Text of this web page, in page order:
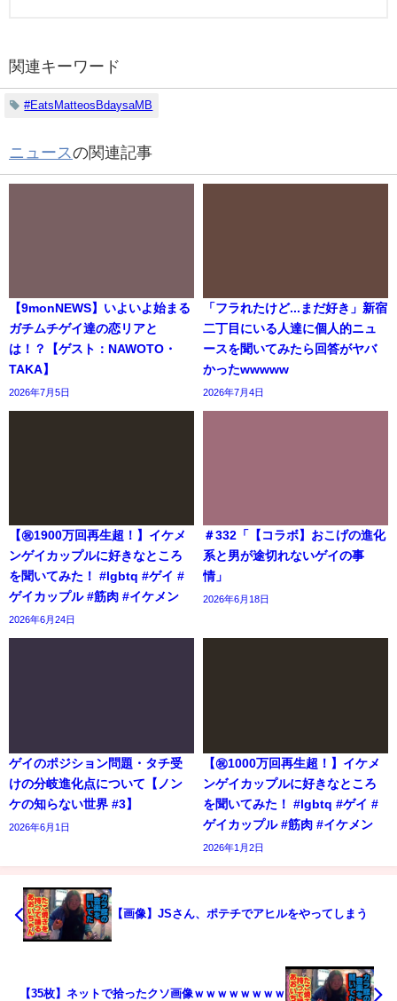
関連キーワード
#EatsMatteosBdaysaMB
ニュースの関連記事
【9monNEWS】いよいよ始まる
ガチムチゲイ達の恋リアと
は！？【ゲスト：NAWOTO・
TAKA】
2026年7月5日
「フラれたけど...まだ好き」新宿
二丁目にいる人達に個人的ニュ
ースを聞いてみたら回答がヤバ
かったwwwww
2026年7月4日
【㊗️1900万回再生超！】イケメ
ンゲイカップルに好きなところ
を聞いてみた！ #lgbtq #ゲイ #
ゲイカップル #筋肉 #イケメン
2026年6月24日
＃332「【コラボ】おこげの進化
系と男が途切れないゲイの事
情」
2026年6月18日
ゲイのポジション問題・タチ受
けの分岐進化点について【ノン
ケの知らない世界 #3】
2026年6月1日
【㊗️1000万回再生超！】イケメ
ンゲイカップルに好きなところ
を聞いてみた！ #lgbtq #ゲイ #
ゲイカップル #筋肉 #イケメン
2026年1月2日
【画像】JSさん、ポテチでアヒルをやってしまう
【35枚】ネットで拾ったクソ画像ｗｗｗｗｗｗｗｗ